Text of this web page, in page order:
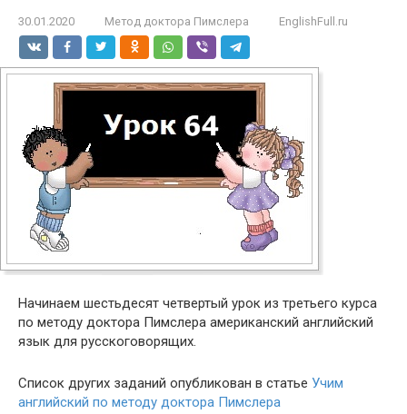
30.01.2020 Метод доктора Пимслера EnglishFull.ru
Начинаем шестьдесят четвертый урок из третьего курса
по методу доктора Пимслера американский английский
язык для русскоговорящих.
Список других заданий опубликован в статье Учим
английский по методу доктора Пимслера